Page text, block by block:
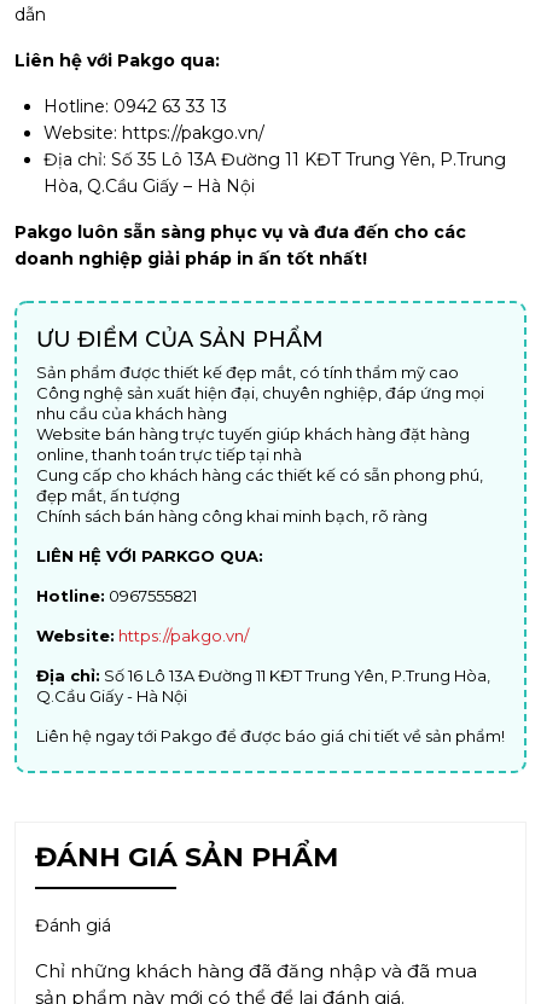
dẫn
Liên hệ với Pakgo qua:
Hotline: 0942 63 33 13
Website: https://pakgo.vn/
Địa chỉ: Số 35 Lô 13A Đường 11 KĐT Trung Yên, P.Trung
Hòa, Q.Cầu Giấy – Hà Nội
Pakgo luôn sẵn sàng phục vụ và đưa đến cho các
doanh nghiệp giải pháp in ấn tốt nhất!
ƯU ĐIỂM CỦA SẢN PHẨM
Sản phẩm được thiết kế đẹp mắt, có tính thẩm mỹ cao
Công nghệ sản xuất hiện đại, chuyên nghiệp, đáp ứng mọi
nhu cầu của khách hàng
Website bán hàng trực tuyến giúp khách hàng đặt hàng
online, thanh toán trực tiếp tại nhà
Cung cấp cho khách hàng các thiết kế có sẵn phong phú,
đẹp mắt, ấn tượng
Chính sách bán hàng công khai minh bạch, rõ ràng
LIÊN HỆ VỚI PARKGO QUA:
Hotline: 0967555821
Website: https://pakgo.vn/
Địa chỉ: Số 16 Lô 13A Đường 11 KĐT Trung Yên, P.Trung Hòa,
Q.Cầu Giấy - Hà Nội
Liên hệ ngay tới Pakgo để được báo giá chi tiết về sản phẩm!
ĐÁNH GIÁ SẢN PHẨM
Đánh giá
Chỉ những khách hàng đã đăng nhập và đã mua
sản phẩm này mới có thể để lại đánh giá.